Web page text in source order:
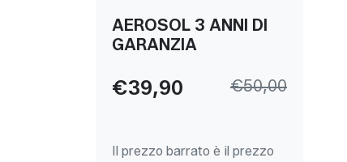
AEROSOL 3 ANNI DI
GARANZIA
Prezzo scontato:
€39,90 Prezzo iniziale:
€50,00
Il prezzo barrato è il prezzo